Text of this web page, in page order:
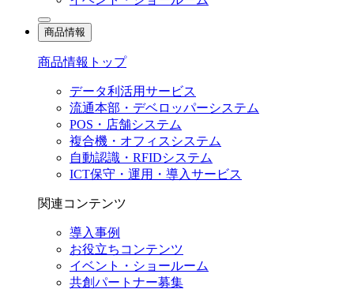
商品情報
商品情報トップ
データ利活用サービス
流通本部・デベロッパーシステム
POS・店舗システム
複合機・オフィスシステム
自動認識・RFIDシステム
ICT保守・運用・導入サービス
関連コンテンツ
導入事例
お役立ちコンテンツ
イベント・ショールーム
共創パートナー募集